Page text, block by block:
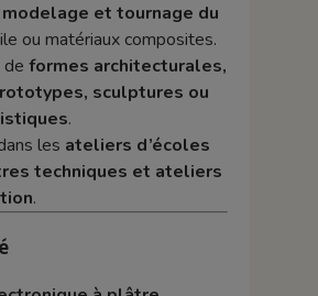
modelage et tournage du
ou matériaux composites.
de formes architecturales,
sculptures ou
.
les ateliers d’écoles
techniques et ateliers
.